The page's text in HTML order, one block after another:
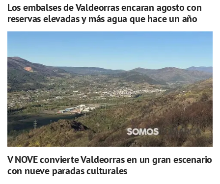
Los embalses de Valdeorras encaran agosto con
reservas elevadas y más agua que hace un año
V NOVE convierte Valdeorras en un gran escenario
con nueve paradas culturales